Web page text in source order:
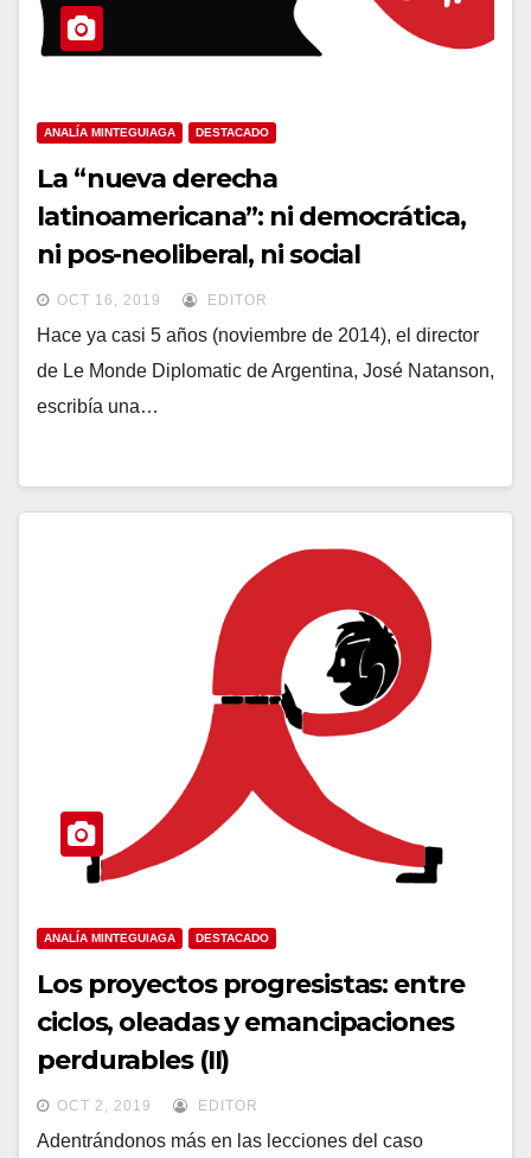
ANALÍA MINTEGUIAGA DESTACADO
La “nueva derecha
latinoamericana”: ni democrática,
ni pos-neoliberal, ni social
OCT 16, 2019 EDITOR
Hace ya casi 5 años (noviembre de 2014), el director
de Le Monde Diplomatic de Argentina, José Natanson,
escribía una…
ANALÍA MINTEGUIAGA DESTACADO
Los proyectos progresistas: entre
ciclos, oleadas y emancipaciones
perdurables (II)
OCT 2, 2019 EDITOR
Adentrándonos más en las lecciones del caso